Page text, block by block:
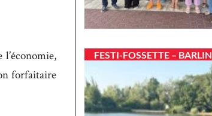
forfaitaire
FESTI-FOSSETTE – BARLIN